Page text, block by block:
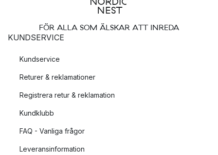
FÖR ALLA SOM ÄLSKAR ATT INREDA
KUNDSERVICE
Kundservice
Returer & reklamationer
Registrera retur & reklamation
Kundklubb
FAQ - Vanliga frågor
Leveransinformation